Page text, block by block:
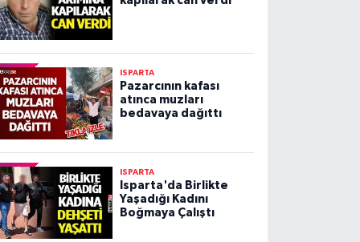
ISPARTA
Pazarcının kafası
atınca muzları
bedavaya dağıttı
ISPARTA
Isparta'da Birlikte
Yaşadığı Kadını
Boğmaya Çalıştı